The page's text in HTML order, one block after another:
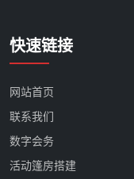
快速链接
网站首页
联系我们
数字会务
活动篷房搭建